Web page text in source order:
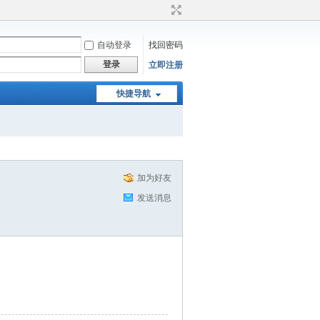
自动登录
找回密码
登录
立即注册
快捷导航
加为好友
发送消息